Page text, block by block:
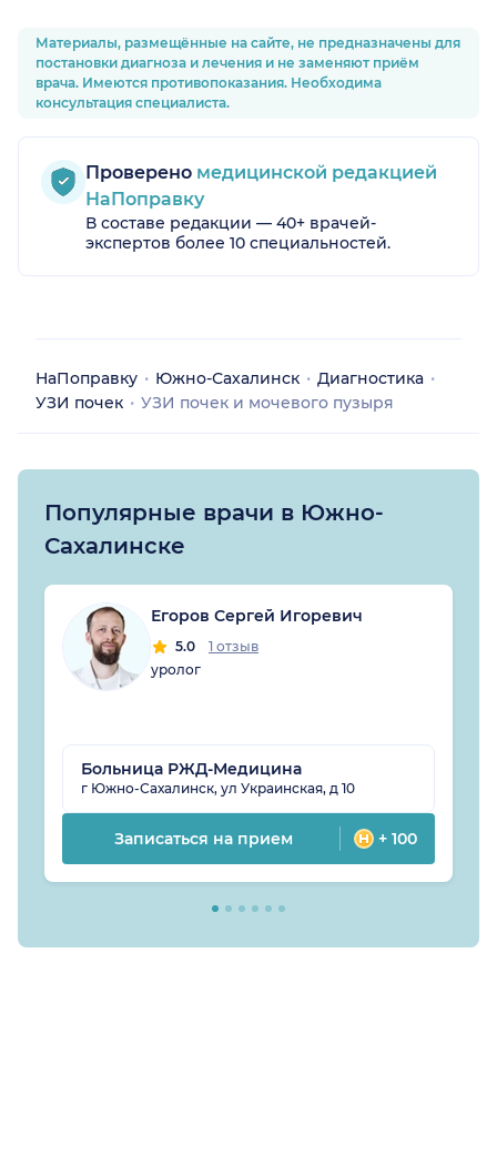
Материалы, размещённые на сайте, не предназначены для
постановки диагноза и лечения и не заменяют приём
врача. Имеются противопоказания. Необходима
консультация специалиста.
Проверено медицинской редакцией
НаПоправку
В составе редакции — 40+ врачей-
экспертов более 10 специальностей.
НаПоправку Южно-Сахалинск
Диагностика
УЗИ почек
УЗИ почек и мочевого пузыря
Популярные врачи в Южно-
Сахалинске
Егоров Сергей Игоревич
5.0
1 отзыв
уролог
Больница РЖД-Медицина
г Южно-Сахалинск, ул Украинская, д 10
Записаться на прием + 100